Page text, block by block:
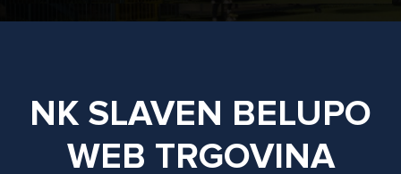
NK SLAVEN BELUPO
WEB TRGOVINA